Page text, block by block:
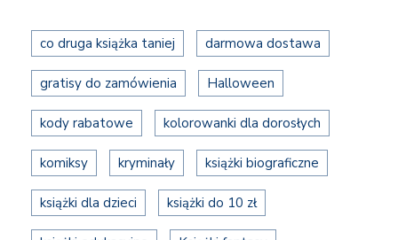
co druga książka taniej darmowa dostawa
gratisy do zamówienia Halloween
kody rabatowe kolorowanki dla dorosłych
komiksy kryminały książki biograficzne
książki dla dzieci książki do 10 zł